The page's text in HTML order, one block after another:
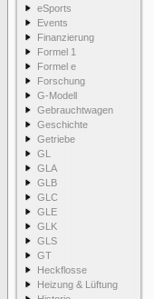
eSports
Events
Finanzierung
Formel 1
Formel e
Forschung
G-Modell
Gebrauchtwagen
Geschichte
Getriebe
GL
GLA
GLB
GLC
GLE
GLK
GLS
GT
Heckflosse
Heizung & Lüftung